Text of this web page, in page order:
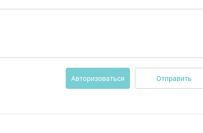
Авторизоваться Отправить